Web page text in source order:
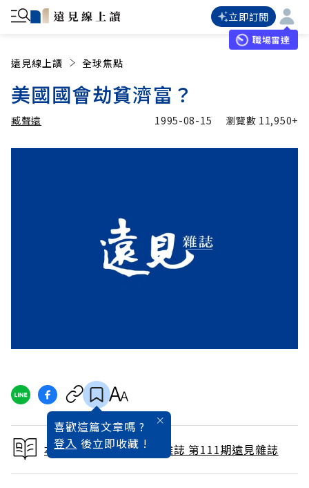
立即訂閱
職場雷達
遠見線上讀 全球焦點
美國國會劫貧濟富？
臧聲遠 1995-08-15 瀏覽數 11,950+
喜歡這篇文章嗎 ?
登入 後立即收藏 !
本文出自 1995 / 9月號雜誌 第111期遠見雜誌